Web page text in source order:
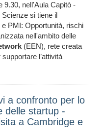
9.30, nell'Aula Capitò -
si tiene il
PMI: Opportunità, rischi
nell'ambito delle
(EEN), rete creata
l’attività
a confronto per lo
delle startup -
a Cambridge e